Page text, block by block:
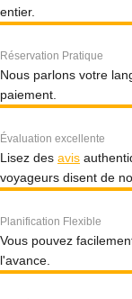
entier.
Réservation Pratique
Nous parlons votre
paiement.
Évaluation excellente
Lisez des avis
voyageurs disent de
Planification Flexible
Vous pouvez
l'avance.